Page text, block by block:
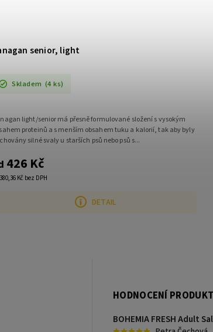
senior, light
Skladem (4 ks)
Kč bez DPH
426 Kč
DETAIL
light/senior má přesně formulované složení s vysokým
proteinů a s menším obsahem tuku a kalorií, tak aby byly
silné svaly u starších psů nebo psů s...
HODNOCENÍ